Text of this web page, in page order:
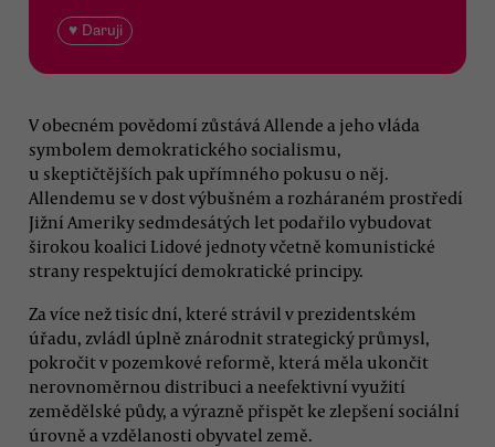
♥ Daruji
V obecném povědomí zůstává Allende a jeho vláda
symbolem demokratického socialismu,
u skeptičtějších pak upřímného pokusu o něj.
Allendemu se v dost výbušném a rozháraném prostředí
Jižní Ameriky sedmdesátých let podařilo vybudovat
širokou koalici Lidové jednoty včetně komunistické
strany respektující demokratické principy.
Za více než tisíc dní, které strávil v prezidentském
úřadu, zvládl úplně znárodnit strategický průmysl,
pokročit v pozemkové reformě, která měla ukončit
nerovnoměrnou distribuci a neefektivní využití
zemědělské půdy, a výrazně přispět ke zlepšení sociální
úrovně a vzdělanosti obyvatel země.